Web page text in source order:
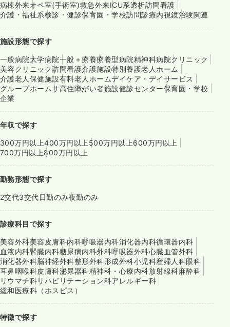
病棟外来オペ室(手術室)救急外来ICU系透析訪問看護
介護・福祉系検診・健診保育園・学校訪問診療内視鏡治験関連
施設形態で探す
一般病院大学病院一般＋療養療養型病院精神科病院クリニック
美容クリニック訪問看護介護施設特別養護老人ホーム
介護老人保健施設有料老人ホームデイケア・デイサービス
グループホームサ高住障がい者施設健診センター保育園・学校
企業
年収で探す
300万円以上400万円以上 500万円以上600万円以上
700万円以上800万円以上
勤務形態で探す
2交代3交代日勤のみ夜勤のみ
診療科目で探す
美容外科美容皮膚科内科呼吸器内科消化器内科循環器内科
血液内科腎臓内科糖尿病内科外科呼吸器外科心臓血管外科
消化器外科脳神経外科整形外科形成外科小児科産婦人科眼科
耳鼻咽喉科皮膚科泌尿器科精神科・心療内科放射線科麻酔科
リウマチ科リハビリテーション科アレルギー科
緩和医療科（ホスピス）
特徴で探す